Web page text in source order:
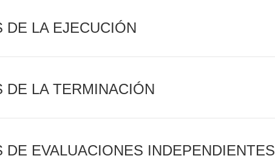
DE LA EJECUCIÓN
DE LA TERMINACIÓN
DE EVALUACIONES INDEPENDIENTES